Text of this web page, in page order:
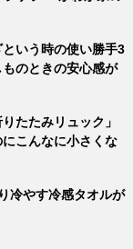
いう時の使い勝手3
のときの安心感が
たたみリュック」
こんなに小さくな
冷やす冷感タオルが